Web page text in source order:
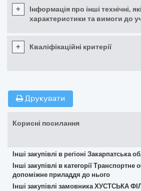
+
Інформація про інші технічні,
характеристики та вимоги до
+ Кваліфікаційні критерії
Друкувати
Корисні посилання
Інші закупівлі в регіоні Закарпатська
Інші закупівлі в категорії Транспортне
допоміжне приладдя до нього
Інші закупівлі замовника ХУСТСЬКА